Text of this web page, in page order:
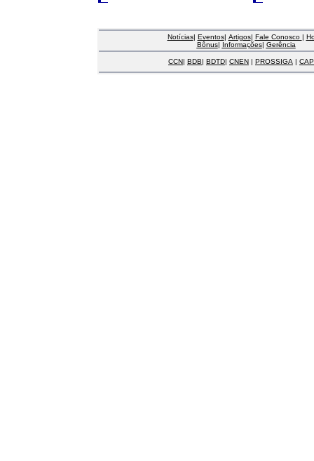
Notícias| Eventos| Artigos| Fale Conosco |
Bônus| Informações| Gerência
CCN| BDB| BDTD| CNEN | PROSSIGA |